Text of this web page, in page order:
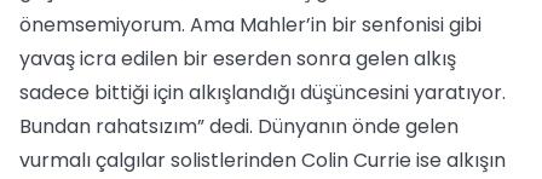
önemsemiyorum. Ama Mahler’in bir senfonisi gibi
yavaş icra edilen bir eserden sonra gelen alkış
sadece bittiği için alkışlandığı düşüncesini yaratıyor.
Bundan rahatsızım” dedi. Dünyanın önde gelen
vurmalı çalgılar solistlerinden Colin Currie ise alkışın